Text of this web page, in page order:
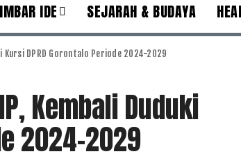
IDE SEJARAH & BUDAYA
Kursi DPRD Gorontalo Periode 2024-2029
Kembali Duduki
2024-2029